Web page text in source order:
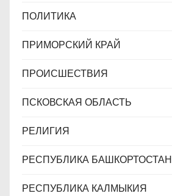
ПОЛИТИКА
ПРИМОРСКИЙ КРАЙ
ПРОИСШЕСТВИЯ
ПСКОВСКАЯ ОБЛАСТЬ
РЕЛИГИЯ
РЕСПУБЛИКА БАШКОРТОСТАН
РЕСПУБЛИКА КАЛМЫКИЯ